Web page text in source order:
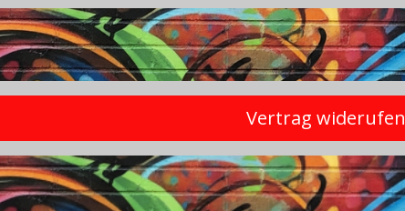
Vertrag widerufen